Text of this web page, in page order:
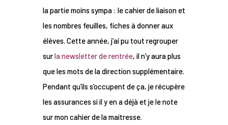
la partie moins sympa : le cahier de liaison et
les nombres feuilles, fiches à donner aux
élèves. Cette année, j’ai pu tout regrouper
surla newsletter de rentrée, il n’y aura plus
que les mots de la direction supplémentaire.
Pendant qu’ils s’occupent de ça, je récupère
les assurances si il y en a déjà et je le note
sur mon cahier de la maitresse.